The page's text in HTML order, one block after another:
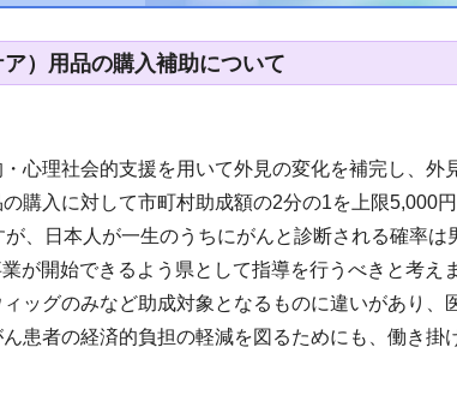
）用品の購入補助について
心理社会的支援を用いて外見の変化を補完し、外
購入に対して市町村助成額の2分の1を上限5,000
、日本人が一生のうちにがんと診断される確率は
が開始できるよう県として指導を行うべきと考え
ッグのみなど助成対象となるものに違いがあり、
患者の経済的負担の軽減を図るためにも、働き掛